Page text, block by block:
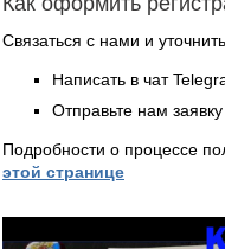
Связаться с нами и
Написать в чат
Отправьте нам
Подробности о процессе
этой странице